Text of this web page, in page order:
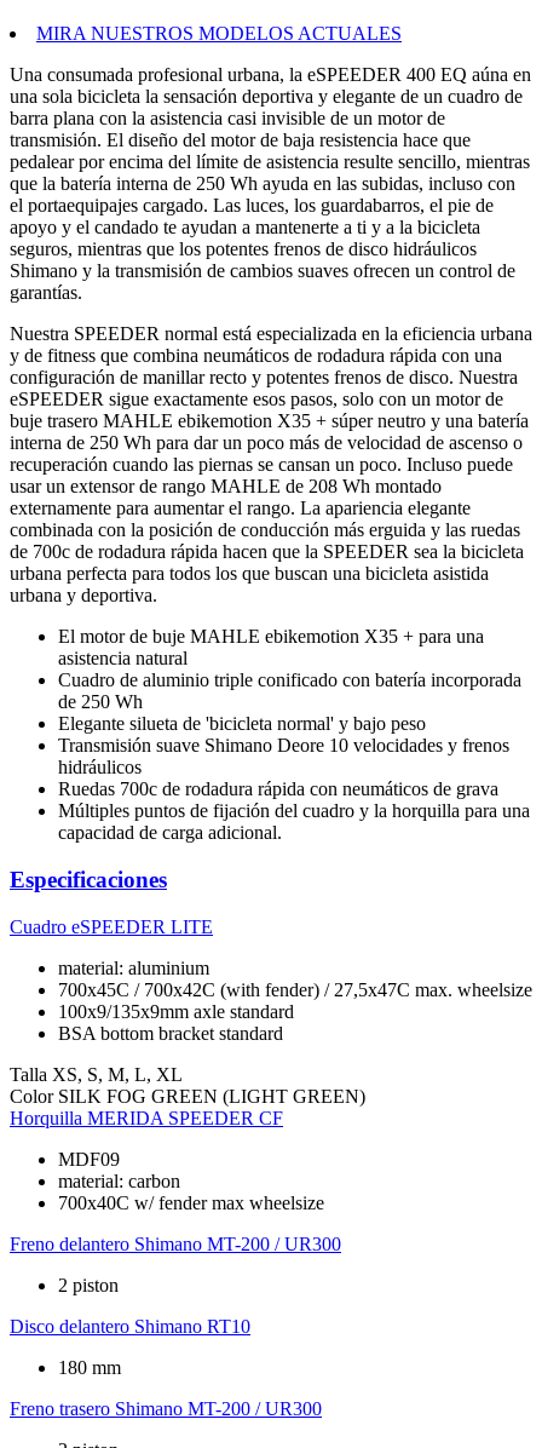
MIRA NUESTROS MODELOS ACTUALES
Una consumada profesional urbana, la eSPEEDER 400 EQ aúna en
una sola bicicleta la sensación deportiva y elegante de un cuadro de
barra plana con la asistencia casi invisible de un motor de
transmisión. El diseño del motor de baja resistencia hace que
pedalear por encima del límite de asistencia resulte sencillo, mientras
que la batería interna de 250 Wh ayuda en las subidas, incluso con
el portaequipajes cargado. Las luces, los guardabarros, el pie de
apoyo y el candado te ayudan a mantenerte a ti y a la bicicleta
seguros, mientras que los potentes frenos de disco hidráulicos
Shimano y la transmisión de cambios suaves ofrecen un control de
garantías.
Nuestra SPEEDER normal está especializada en la eficiencia urbana
y de fitness que combina neumáticos de rodadura rápida con una
configuración de manillar recto y potentes frenos de disco. Nuestra
eSPEEDER sigue exactamente esos pasos, solo con un motor de
buje trasero MAHLE ebikemotion X35 + súper neutro y una batería
interna de 250 Wh para dar un poco más de velocidad de ascenso o
recuperación cuando las piernas se cansan un poco. Incluso puede
usar un extensor de rango MAHLE de 208 Wh montado
externamente para aumentar el rango. La apariencia elegante
combinada con la posición de conducción más erguida y las ruedas
de 700c de rodadura rápida hacen que la SPEEDER sea la bicicleta
urbana perfecta para todos los que buscan una bicicleta asistida
urbana y deportiva.
El motor de buje MAHLE ebikemotion X35 + para una
asistencia natural
Cuadro de aluminio triple conificado con batería incorporada
de 250 Wh
Elegante silueta de 'bicicleta normal' y bajo peso
Transmisión suave Shimano Deore 10 velocidades y frenos
hidráulicos
Ruedas 700c de rodadura rápida con neumáticos de grava
Múltiples puntos de fijación del cuadro y la horquilla para una
capacidad de carga adicional.
Especificaciones
Cuadro eSPEEDER LITE
material: aluminium
700x45C / 700x42C (with fender) / 27,5x47C max. wheelsize
100x9/135x9mm axle standard
BSA bottom bracket standard
Talla XS, S, M, L, XL
Color SILK FOG GREEN (LIGHT GREEN)
Horquilla MERIDA SPEEDER CF
MDF09
material: carbon
700x40C w/ fender max wheelsize
Freno delantero Shimano MT-200 / UR300
2 piston
Disco delantero Shimano RT10
180 mm
Freno trasero Shimano MT-200 / UR300